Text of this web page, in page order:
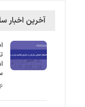
آخرین اخبار